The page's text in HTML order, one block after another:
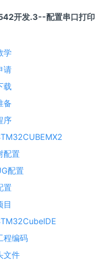
开发.3--配置串口打印
学
请
载
备
序
配置
配置
置
目
程编码
文件